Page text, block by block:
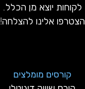
לקוחות יוצא מן הכלל.
הצטרפו אלינו להצלחה!
קורסים מומלצים